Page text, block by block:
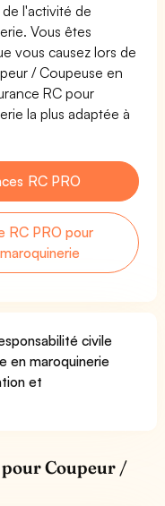
l'activité de
Vous êtes
vous causez lors de
/ Coupeuse en
RC pour
la plus adaptée à
RC PRO
RC PRO pour
civile
en maroquinerie
et
pour Coupeur /